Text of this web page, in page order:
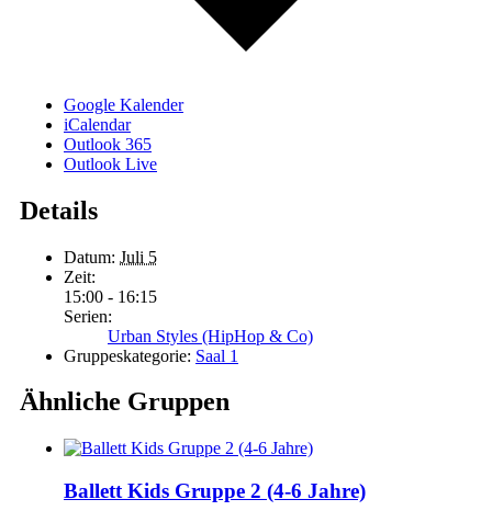
Google Kalender
iCalendar
Outlook 365
Outlook Live
Details
Datum: Juli 5
Zeit:
15:00 - 16:15
Serien:
Urban Styles (HipHop & Co)
Gruppeskategorie: Saal 1
Ähnliche Gruppen
Ballett Kids Gruppe 2 (4-6 Jahre)